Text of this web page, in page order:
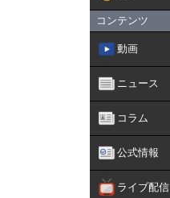
コンテンツ
動画
ニュース
コラム
公式情報
ライブ配信